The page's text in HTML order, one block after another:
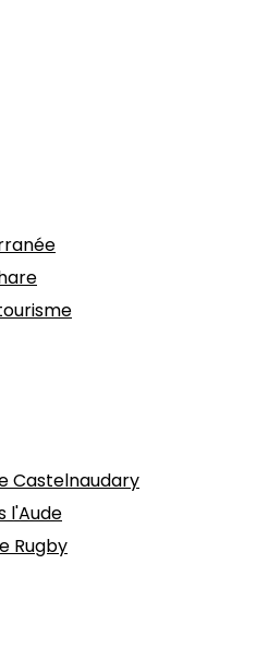
Castelnaudary
l'Aude
Rugby